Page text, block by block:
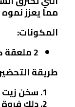
مما يعزز
المكونات:
2 ملعقة كبيرة من زيت جوز الهند
طريقة
سخن زيت